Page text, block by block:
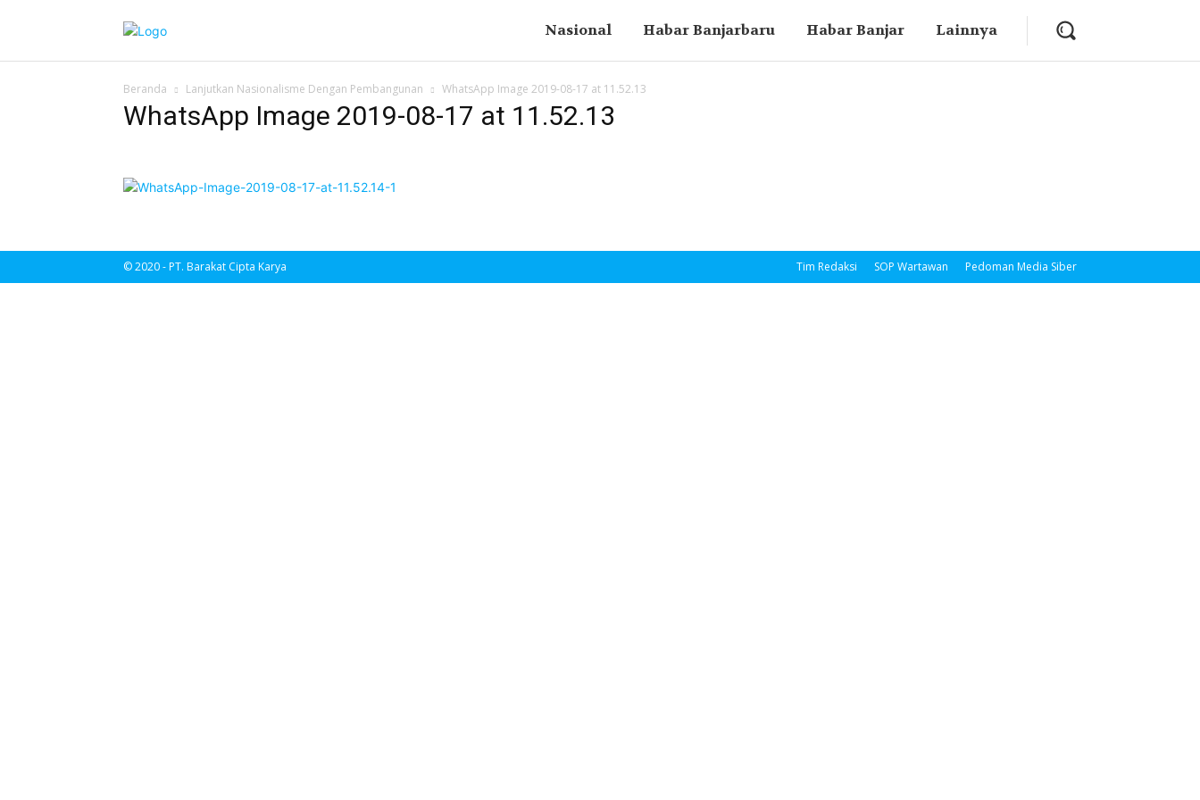
Nasional Habar Banjarbaru Habar Banjar Lainnya
Beranda Lanjutkan Nasionalisme Dengan Pembangunan WhatsApp Image 2019-08-17 at 11.52.13
WhatsApp Image 2019-08-17 at 11.52.13
Tim Redaksi SOP Wartawan Pedoman Media Siber
© 2020 - PT. Barakat Cipta Karya